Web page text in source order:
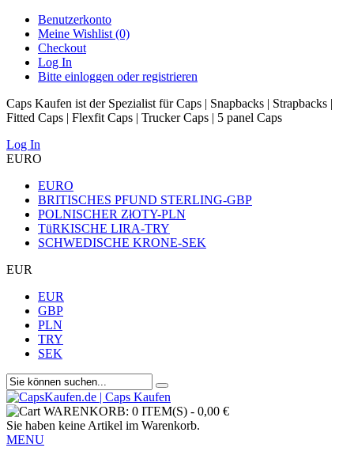
Benutzerkonto
Meine Wishlist (0)
Checkout
Log In
Bitte einloggen oder registrieren
Caps Kaufen ist der Spezialist für Caps | Snapbacks | Strapbacks |
Fitted Caps | Flexfit Caps | Trucker Caps | 5 panel Caps
Log In
EURO
EURO
BRITISCHES PFUND STERLING-GBP
POLNISCHER ZłOTY-PLN
TüRKISCHE LIRA-TRY
SCHWEDISCHE KRONE-SEK
EUR
EUR
GBP
PLN
TRY
SEK
WARENKORB: 0 ITEM(S) - 0,00 €
Sie haben keine Artikel im Warenkorb.
MENU